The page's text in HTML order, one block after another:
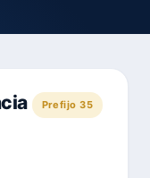
Prefijo 35